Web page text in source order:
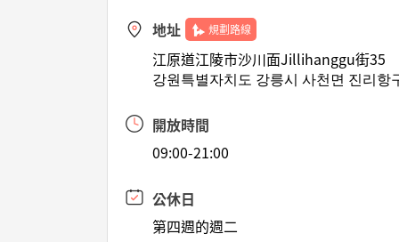
地址 規劃路線
江原道江陵市沙川面Jillihanggu街35
강원특별자치도 강릉시 사천면 진리항
開放時間
09:00-21:00
公休日
第四週的週二